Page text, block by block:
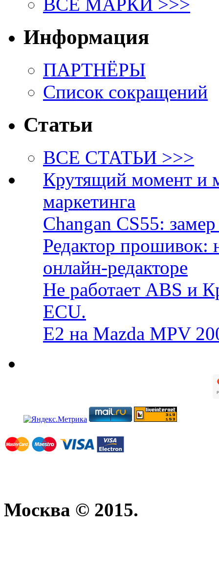
ВСЕ МАРКИ >>>
Информация
ПАРТНЁРЫ
Список сокращений
Статьи
ВСЕ СТАТЬИ >>>
Крутящий момент и
маркетинга
Changan CS55:
Редактор прошивок:
онлайн-редакторе
Не работает ABS и
ECU.
E2 на Mazda MPV
Москва © 2015.